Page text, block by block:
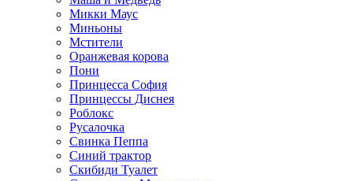
Микки Маус
Миньоны
Мстители
Оранжевая корова
Пони
Принцесса София
Принцессы Диснея
Роблокс
Русалочка
Свинка Пеппа
Синий трактор
Скибиди Туалет